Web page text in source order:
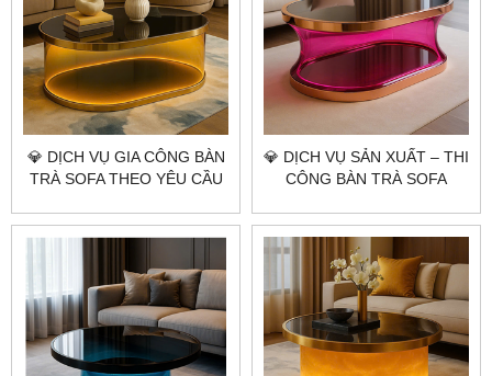
💎​​​​​​​ DỊCH VỤ GIA CÔNG BÀN
TRÀ SOFA THEO YÊU CẦU
AURORA HỒNG ÁNH KIM
ÁNH SÁNG
💎​​​​​​​ DỊCH VỤ SẢN XUẤT – THI
CÔNG BÀN TRÀ SOFA
AURORA HỒNG ÁNH KIM |
CITYBUILDING 💎✨